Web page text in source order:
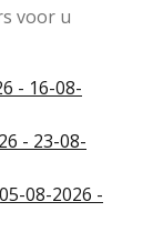
voor u
- 16-08-
- 23-08-
08-2026 -